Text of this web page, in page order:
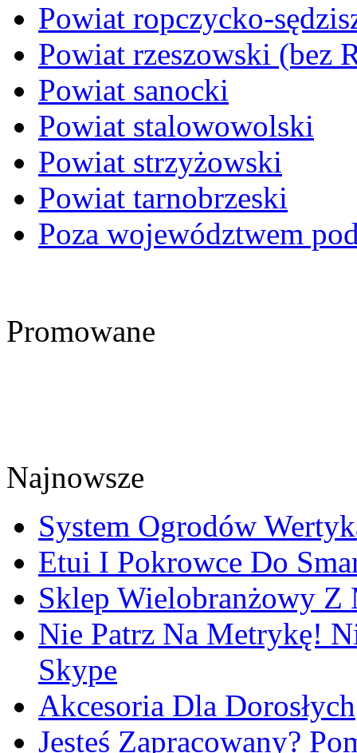
Powiat ropczycko-
Powiat rzeszowski (bez
Powiat sanocki
Powiat stalowowolski
Powiat strzyżowski
Powiat tarnobrzeski
Poza województwem
Promowane
Najnowsze
System Ogrodów
Etui I Pokrowce Do
Sklep Wielobranżowy
Nie Patrz Na Metrykę!
Skype
Akcesoria Dla Dorosłych
Jesteś Zapracowany?